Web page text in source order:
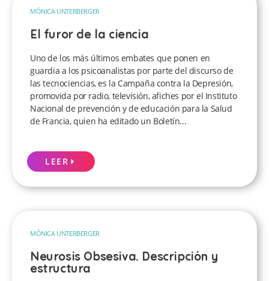
MÓNICA UNTERBERGER
El furor de la ciencia
Uno de los más últimos embates que ponen en
guardia a los psicoanalistas por parte del discurso de
las tecnociencias, es la Campaña contra la Depresión,
promovida por radio, televisión, afiches por el Instituto
Nacional de prevención y de educación para la Salud
de Francia, quien ha editado un Boletín...
LEER
MÓNICA UNTERBERGER
Neurosis Obsesiva. Descripción y
estructura